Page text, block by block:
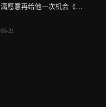
漓愿意再给他一次机会《程
06-21